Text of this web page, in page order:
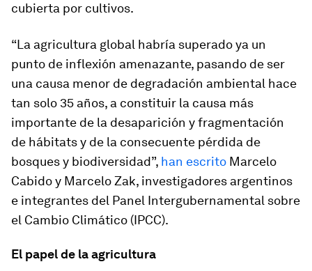
cubierta por cultivos.
“La agricultura global habría superado ya un
punto de inflexión amenazante, pasando de ser
una causa menor de degradación ambiental hace
tan solo 35 años, a constituir la causa más
importante de la desaparición y fragmentación
de hábitats y de la consecuente pérdida de
bosques y biodiversidad”, han escrito Marcelo
Cabido y Marcelo Zak, investigadores argentinos
e integrantes del Panel Intergubernamental sobre
el Cambio Climático (IPCC).
El papel de la agricultura